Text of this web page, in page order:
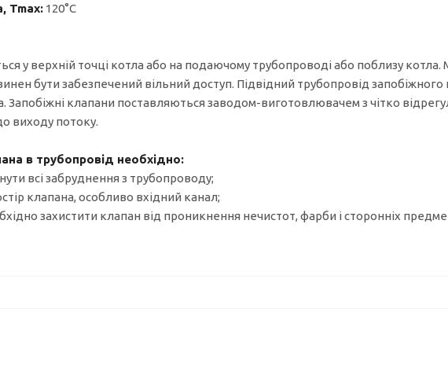
Tmax: 120°C
у верхній точці котла або на подаючому трубопроводі або поблизу котла.
бути забезпечений вільний доступ. Підвідний трубопровід
Запобіжні клапани поставляються заводом-виготовлювачем з чітко
виходу потоку.
в трубопровід необхідно:
всі забруднення з трубопроводу;
клапана, особливо вхідний канал;
захистити клапан від проникнення нечистот, фарби і сторонніх